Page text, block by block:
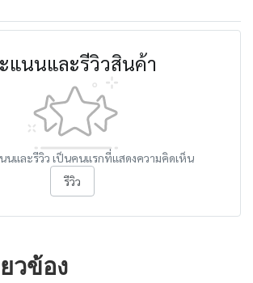
แนนและรีวิวสินค้า
นและรีวิว เป็นคนแรกที่แสดงความคิดเห็น
รีวิว
วข้อง